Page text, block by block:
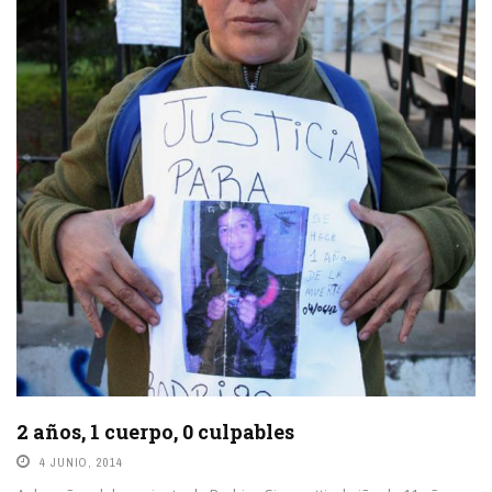
LEE MAS
2 años, 1 cuerpo, 0 culpables
4 JUNIO, 2014